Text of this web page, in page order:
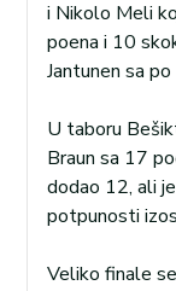
i Nikolo Meli
poena i 10
Jantunen sa
U taboru
Braun sa 17
dodao 12, ali
potpunosti
Veliko finale